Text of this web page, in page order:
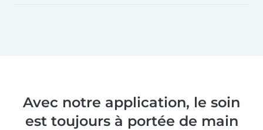
Avec notre application, le soin
est toujours à portée de main